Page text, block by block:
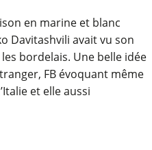
en marine et blanc
Davitashvili avait vu son
bordelais. Une belle idée
FB évoquant même
et elle aussi